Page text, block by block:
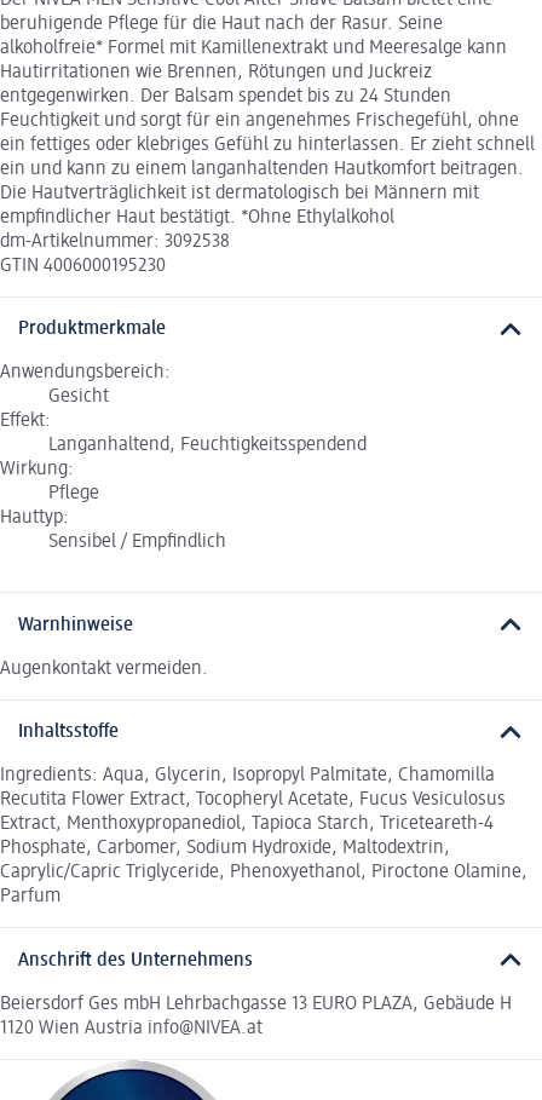
beruhigende Pflege für die Haut nach der Rasur. Seine
alkoholfreie* Formel mit Kamillenextrakt und Meeresalge kann
Hautirritationen wie Brennen, Rötungen und Juckreiz
entgegenwirken. Der Balsam spendet bis zu 24 Stunden
Feuchtigkeit und sorgt für ein angenehmes Frischegefühl, ohne
ein fettiges oder klebriges Gefühl zu hinterlassen. Er zieht schnell
ein und kann zu einem langanhaltenden Hautkomfort beitragen.
Die Hautverträglichkeit ist dermatologisch bei Männern mit
empfindlicher Haut bestätigt. *Ohne Ethylalkohol
dm-Artikelnummer: 3092538
GTIN 4006000195230
Produktmerkmale
Anwendungsbereich:
Gesicht
Effekt:
Langanhaltend, Feuchtigkeitsspendend
Wirkung:
Pflege
Hauttyp:
Sensibel / Empfindlich
Warnhinweise
Augenkontakt vermeiden.
Inhaltsstoffe
Ingredients: Aqua, Glycerin, Isopropyl Palmitate, Chamomilla
Recutita Flower Extract, Tocopheryl Acetate, Fucus Vesiculosus
Extract, Menthoxypropanediol, Tapioca Starch, Triceteareth-4
Phosphate, Carbomer, Sodium Hydroxide, Maltodextrin,
Caprylic/Capric Triglyceride, Phenoxyethanol, Piroctone Olamine,
Parfum
Anschrift des Unternehmens
Beiersdorf Ges mbH Lehrbachgasse 13 EURO PLAZA, Gebäude H
1120 Wien Austria info@NIVEA.at